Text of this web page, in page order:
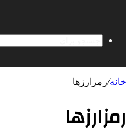
خانه/رمزارزها
رمزارزها